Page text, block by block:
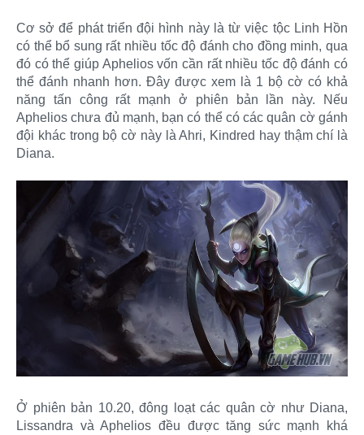
Cơ sở để phát triển đội hình này là từ việc tộc Linh Hồn
có thể bổ sung rất nhiều tốc độ đánh cho đồng minh, qua
đó có thể giúp Aphelios vốn cần rất nhiều tốc độ đánh có
thể đánh nhanh hơn. Đây được xem là 1 bộ cờ có khả
năng tấn công rất mạnh ở phiên bản lần này. Nếu
Aphelios chưa đủ mạnh, bạn có thể có các quân cờ gánh
đội khác trong bộ cờ này là Ahri, Kindred hay thậm chí là
Diana.
Ở phiên bản 10.20, đông loạt các quân cờ như Diana,
Lissandra và Aphelios đều được tăng sức mạnh khá